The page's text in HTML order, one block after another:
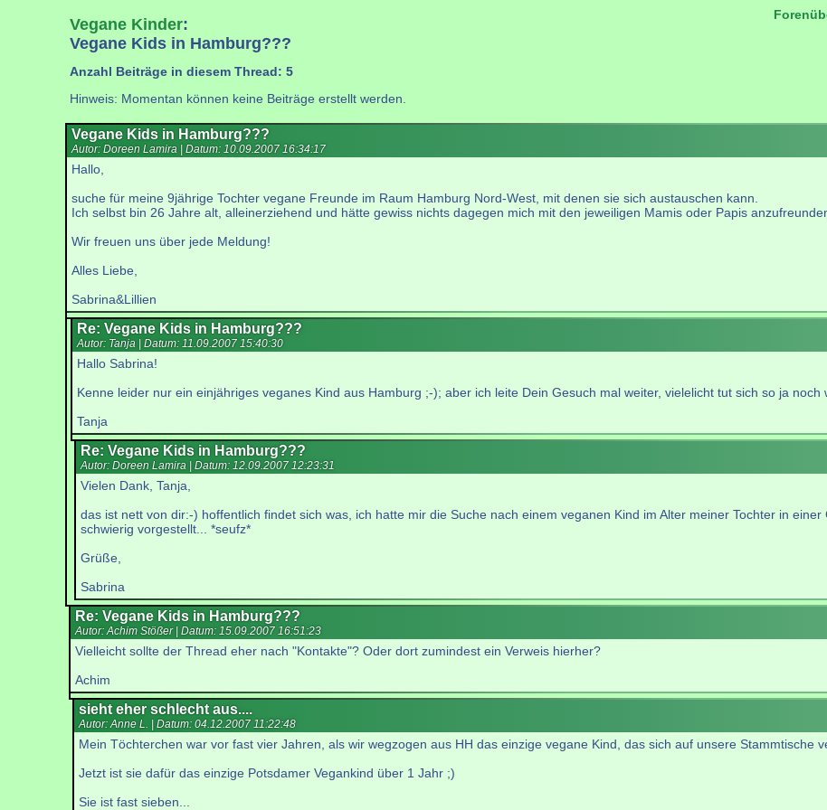
Vegane Kinder:
Vegane Kids in Hamburg???
Anzahl Beiträge in diesem Thread: 5
Hinweis: Momentan können keine Beiträge erstellt werden.
Vegane Kids in Hamburg???
Autor: Doreen Lamira | Datum: 10.09.2007 16:34:17
Hallo,
suche für meine 9jährige Tochter vegane Freunde im Raum Hamburg Nord-West, mit denen sie sich austauschen kann.
Ich selbst bin 26 Jahre alt, alleinerziehend und hätte gewiss nichts dagegen mich mit den jeweiligen Mamis oder Papis
Wir freuen uns über jede Meldung!
Alles Liebe,
Sabrina&Lillien
Re: Vegane Kids in Hamburg???
Autor: Tanja | Datum: 11.09.2007 15:40:30
Hallo Sabrina!
Kenne leider nur ein einjähriges veganes Kind aus Hamburg ;-); aber ich leite Dein Gesuch mal weiter, vielelicht tut sich so ja noch
Tanja
Re: Vegane Kids in Hamburg???
Autor: Doreen Lamira | Datum: 12.09.2007 12:23:31
Vielen Dank, Tanja,
das ist nett von dir:-) hoffentlich findet sich was, ich hatte mir die Suche nach einem veganen Kind im Alter meiner Tochter in
schwierig vorgestellt... *seufz*
Grüße,
Sabrina
Re: Vegane Kids in Hamburg???
Autor: Achim Stößer | Datum: 15.09.2007 16:51:23
Vielleicht sollte der Thread eher nach "Kontakte"? Oder dort zumindest ein Verweis hierher?
Achim
sieht eher schlecht aus....
Autor: Anne L. | Datum: 04.12.2007 11:22:48
Mein Töchterchen war vor fast vier Jahren, als wir wegzogen aus HH das einzige vegane Kind, das sich auf unsere Stammtische
Jetzt ist sie dafür das einzige Potsdamer Vegankind über 1 Jahr ;)
Sie ist fast sieben...